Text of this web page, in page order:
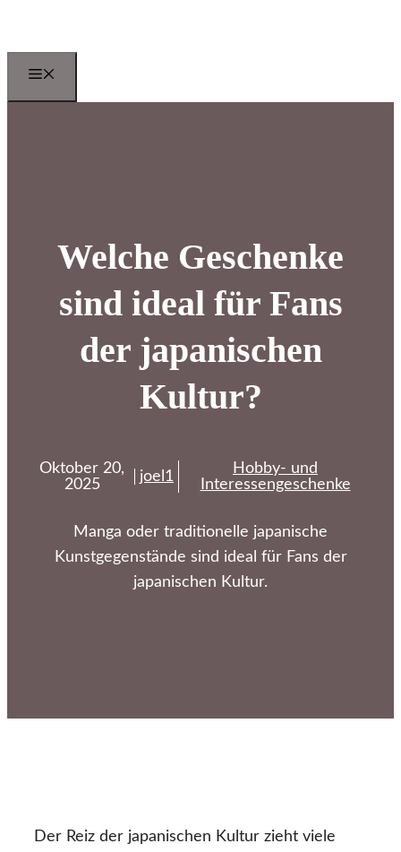
springen
Welche Geschenke
sind ideal für Fans
der japanischen
Kultur?
Oktober 20,
2025
joel1
Hobby- und
Interessengeschenke
Manga oder traditionelle japanische
Kunstgegenstände sind ideal für Fans der
japanischen Kultur.
Der Reiz der japanischen Kultur zieht viele